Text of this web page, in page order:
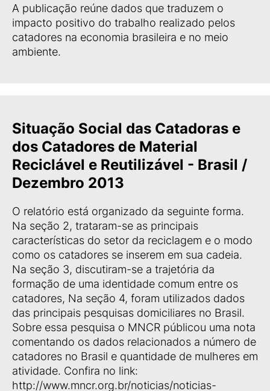
A publicação reúne dados que traduzem o
impacto positivo do trabalho realizado pelos
catadores na economia brasileira e no meio
ambiente.
Situação Social das Catadoras e
dos Catadores de Material
Reciclável e Reutilizável - Brasil /
Dezembro 2013
O relatório está organizado da seguinte forma.
Na seção 2, trataram-se as principais
características do setor da reciclagem e o modo
como os catadores se inserem em sua cadeia.
Na seção 3, discutiram-se a trajetória da
formação de uma identidade comum entre os
catadores, Na seção 4, foram utilizados dados
das principais pesquisas domiciliares no Brasil.
Sobre essa pesquisa o MNCR públicou uma nota
comentando os dados relacionados a número de
catadores no Brasil e quantidade de mulheres em
atividade. Confira no link:
http://www.mncr.org.br/noticias/noticias-